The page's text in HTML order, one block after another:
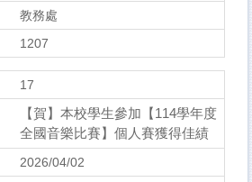
教務處
1207
17
【賀】本校學生參加【114學年度
全國音樂比賽】個人賽獲得佳績
2026/04/02